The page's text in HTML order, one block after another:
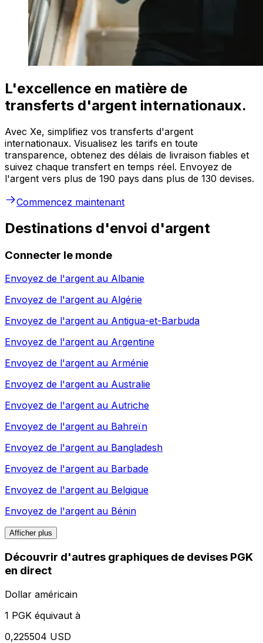
L'excellence en matière de
transferts d'argent internationaux.
Avec Xe, simplifiez vos transferts d'argent
internationaux. Visualisez les tarifs en toute
transparence, obtenez des délais de livraison fiables et
suivez chaque transfert en temps réel. Envoyez de
l'argent vers plus de 190 pays dans plus de 130 devises.
Commencez maintenant
Destinations d'envoi d'argent
Connecter le monde
Envoyez de l'argent au Albanie
Envoyez de l'argent au Algérie
Envoyez de l'argent au Antigua-et-Barbuda
Envoyez de l'argent au Argentine
Envoyez de l'argent au Arménie
Envoyez de l'argent au Australie
Envoyez de l'argent au Autriche
Envoyez de l'argent au Bahreïn
Envoyez de l'argent au Bangladesh
Envoyez de l'argent au Barbade
Envoyez de l'argent au Belgique
Envoyez de l'argent au Bénin
Afficher plus
Découvrir d'autres graphiques de devises PGK
en direct
Dollar américain
1 PGK équivaut à
0,225504 USD